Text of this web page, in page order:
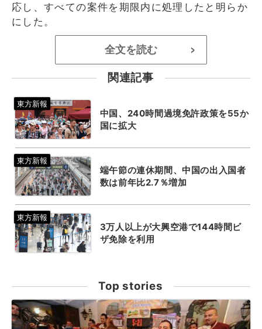
応し、すべての案件を期限内に処理したと明らか
にした。
全文を読む >
関連記事
中国、240時間過境免許政策を55か
国に拡大
端午節の連休期間、中国の出入国者
数は前年比2.7％増加
3万人以上が大興空港で144時間ビ
ザ免除を利用
Top stories